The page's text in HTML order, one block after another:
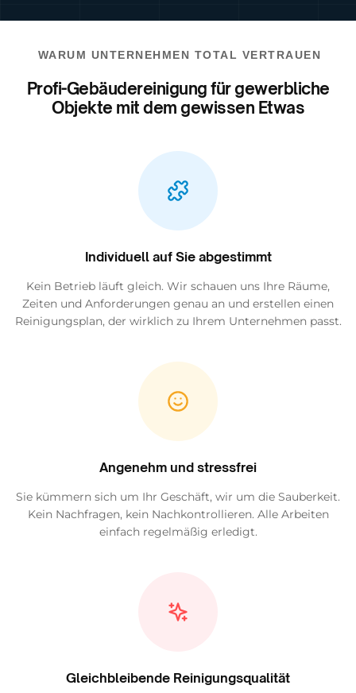
WARUM UNTERNEHMEN TOTAL VERTRAUEN
Profi-Gebäudereinigung für gewerbliche
Objekte mit dem gewissen Etwas
Individuell auf Sie abgestimmt
Kein Betrieb läuft gleich. Wir schauen uns Ihre Räume,
Zeiten und Anforderungen genau an und erstellen einen
Reinigungsplan, der wirklich zu Ihrem Unternehmen passt.
Angenehm und stressfrei
Sie kümmern sich um Ihr Geschäft, wir um die Sauberkeit.
Kein Nachfragen, kein Nachkontrollieren. Alle Arbeiten
einfach regelmäßig erledigt.
Gleichbleibende Reinigungsqualität